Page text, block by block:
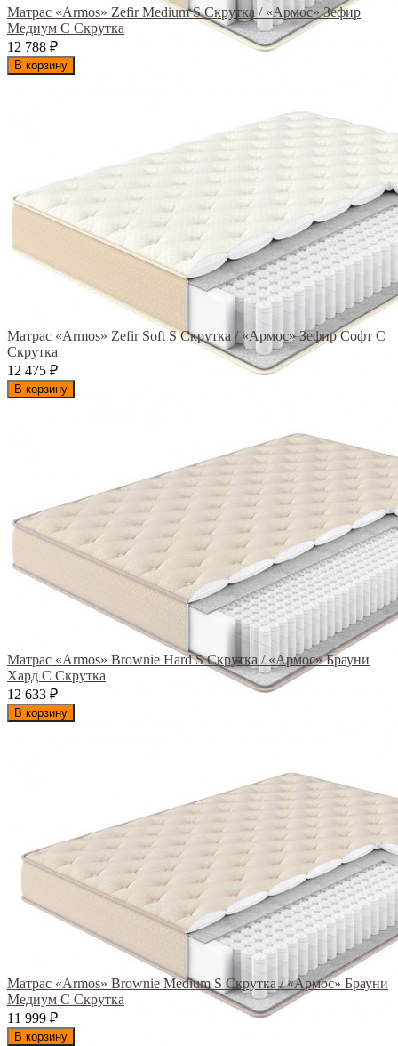
Матрас «Armos» Zefir Medium S Скрутка / «Армос» Зефир
Медиум С Скрутка
12 788 ₽
В корзину
Матрас «Armos» Zefir Soft S Скрутка / «Армос» Зефир Софт С
Скрутка
12 475 ₽
В корзину
Матрас «Armos» Brownie Hard S Скрутка / «Армос» Брауни
Хард С Скрутка
12 633 ₽
В корзину
Матрас «Armos» Brownie Medium S Скрутка / «Армос» Брауни
Медиум С Скрутка
11 999 ₽
В корзину